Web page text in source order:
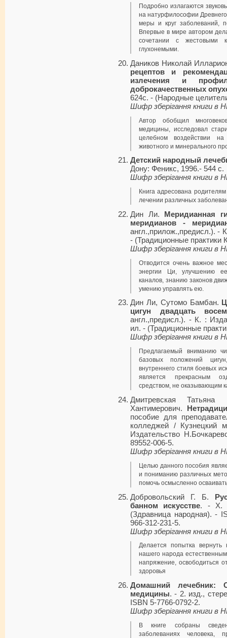
Подробно излагаются
на натурфилософии
меры и круг заболеваний,
Впервые в мире автором
сочетании с жестовыми
глухонемыми.
Даников Николай
рецептов и
излечения и
доброкачественных
624с. - (Народные
Шифр зберігання книги в
Автор обобщил
медицины, исследовал
целебном воздействии на
животного и минерального
Детский народный
Дону: Феникс, 1996.- 544 с.
Шифр зберігання книги в
Книга адресована
лечении различных
Дин Ли.
Меридианная
меридианов -
англ.,прилож.,предисл.). -
- (Традиционные практики
Шифр зберігання книги в
Отводится очень важное
энергии Ци, улучшению ее
каналов, знанию законов
умению управлять ею.
Дин Ли, Сутомо Бамбан.
цигун двадцать
англ.,предисл.). - К. :
ил. - (Традиционные
Шифр зберігання книги в
Предлагаемый вниманию
базовых положений
внутреннего стиля боевых
является прекрасным
средством, не оказывающим
Дмитревская Татьяна
Хантимерович.
пособие для
колледжей / Кузнецкий
Издательство
89552-006-5.
Шифр зберігання книги в
Целью данного пособия
и пониманию различных
помочь осмысленно
Добровольский Г. Б.
банном искусстве. - Х. :
(Здравница народная). -
966-312-231-5.
Шифр зберігання книги в
Делается попытка
нашего народа
напряжение, освободиться
здоровья
Домашний лечебник:
медицины. - 2. изд.,
ISBN 5-7766-0792-2.
Шифр зберігання книги в
В книге собраны
заболеваниях человека,